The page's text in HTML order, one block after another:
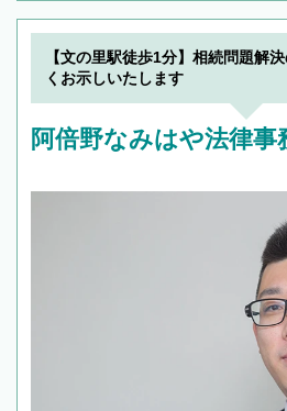
【文の里駅徒歩1分】相続問題解
くお示しいたします
阿倍野なみはや法律事